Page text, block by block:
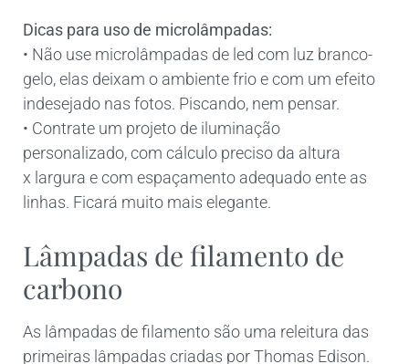
Dicas para uso de microlâmpadas:
• Não use microlâmpadas de led com luz branco-
gelo, elas deixam o ambiente frio e com um efeito
indesejado nas fotos. Piscando, nem pensar.
• Contrate um projeto de iluminação
personalizado, com cálculo preciso da altura
x largura e com espaçamento adequado ente as
linhas. Ficará muito mais elegante.
Lâmpadas de filamento de
carbono
As lâmpadas de filamento são uma releitura das
primeiras lâmpadas criadas por Thomas Edison.